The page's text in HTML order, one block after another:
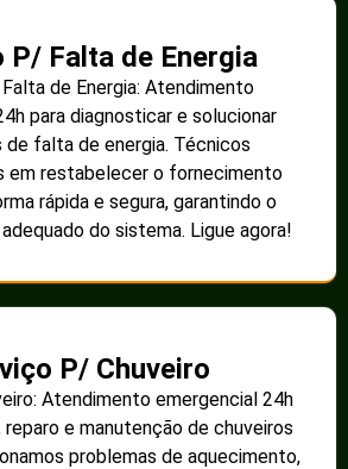
P/ Falta de Energia
de Energia: Atendimento
para diagnosticar e solucionar
de falta de energia. Técnicos
em restabelecer o fornecimento
rápida e segura, garantindo o
do sistema. Ligue agora!
P/ Chuveiro
Atendimento emergencial 24h
reparo e manutenção de chuveiros
problemas de aquecimento,